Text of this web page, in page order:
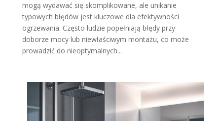
mogą wydawać się skomplikowane, ale unikanie
typowych błędów jest kluczowe dla efektywności
ogrzewania. Często ludzie popełniają błędy przy
doborze mocy lub niewłaściwym montażu, co może
prowadzić do nieoptymalnych...